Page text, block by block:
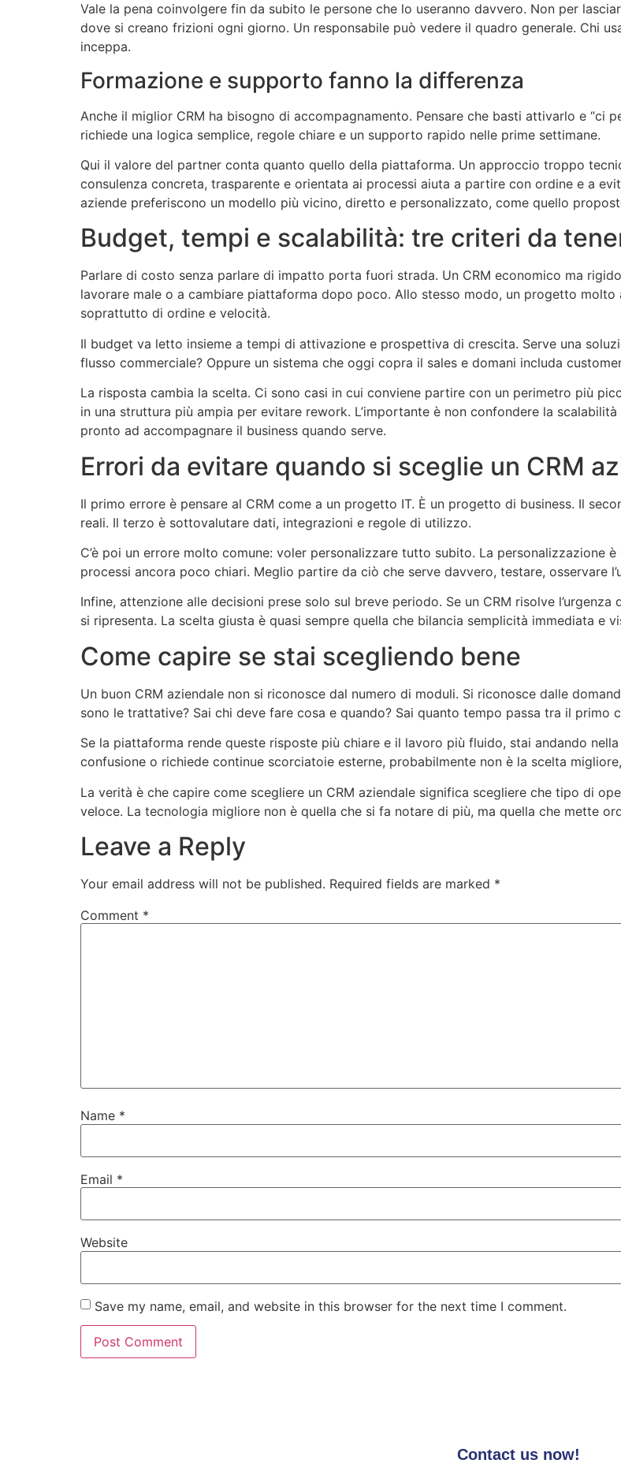
Vale la pena coinvolgere fin da subito le persone che lo useranno davvero. Non per
dove si creano frizioni ogni giorno. Un responsabile può vedere il quadro generale. Chi
inceppa.
Formazione e supporto fanno la differenza
Anche il miglior CRM ha bisogno di accompagnamento. Pensare che basti attivarlo e “ci
richiede una logica semplice, regole chiare e un supporto rapido nelle prime settimane.
Qui il valore del partner conta quanto quello della piattaforma. Un approccio troppo
consulenza concreta, trasparente e orientata ai processi aiuta a partire con ordine e a
aziende preferiscono un modello più vicino, diretto e personalizzato, come quello
Budget, tempi e scalabilità: tre criteri da
Parlare di costo senza parlare di impatto porta fuori strada. Un CRM economico ma
lavorare male o a cambiare piattaforma dopo poco. Allo stesso modo, un progetto molto
soprattutto di ordine e velocità.
Il budget va letto insieme a tempi di attivazione e prospettiva di crescita. Serve una
flusso commerciale? Oppure un sistema che oggi copra il sales e domani includa
La risposta cambia la scelta. Ci sono casi in cui conviene partire con un perimetro più
in una struttura più ampia per evitare rework. L’importante è non confondere la
pronto ad accompagnare il business quando serve.
Errori da evitare quando si sceglie un CRM
Il primo errore è pensare al CRM come a un progetto IT. È un progetto di business. Il
reali. Il terzo è sottovalutare dati, integrazioni e regole di utilizzo.
C’è poi un errore molto comune: voler personalizzare tutto subito. La personalizzazione
processi ancora poco chiari. Meglio partire da ciò che serve davvero, testare, osservare
Infine, attenzione alle decisioni prese solo sul breve periodo. Se un CRM risolve
si ripresenta. La scelta giusta è quasi sempre quella che bilancia semplicità immediata e
Come capire se stai scegliendo bene
Un buon CRM aziendale non si riconosce dal numero di moduli. Si riconosce dalle
sono le trattative? Sai chi deve fare cosa e quando? Sai quanto tempo passa tra il
Se la piattaforma rende queste risposte più chiare e il lavoro più fluido, stai andando
confusione o richiede continue scorciatoie esterne, probabilmente non è la scelta
La verità è che capire come scegliere un CRM aziendale significa scegliere che tipo di
veloce. La tecnologia migliore non è quella che si fa notare di più, ma quella che mette
Leave a Reply
Your email address will not be published. Required fields are marked *
Comment *
Name *
Email *
Website
Save my name, email, and website in this browser for the next time I comment.
Contact us now!